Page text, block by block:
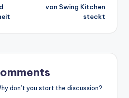
von Swing Kitchen
steckt
don’t you start the discussion?